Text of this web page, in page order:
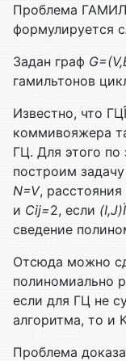
Проблема
формулируется
Задан граф G=(V,
гамильтонов
Известно, что
коммивояжера
ГЦ. Для этого по
построим
N=V, расстояния
и Cij=2, если (I,J)Ï
сведение
Отсюда можно
полиномиально
если для ГЦ не
алгоритма, то и
Проблема